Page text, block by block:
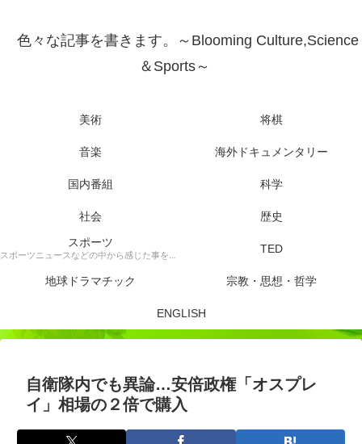
色々な記事を書きます。～Blooming Culture,Science
＆Sports～
美術 将棋
音楽 海外ドキュメンタリー
国内番組 科学
社会
歴史
スポーツ
スポーツニュースなどの中から感じた事を書きます。 TED
地球ドラマチック 宗教・思想・哲学
ENGLISH
自衛隊内でも異論…安倍政権「オスプレ
イ」相場の２倍で購入